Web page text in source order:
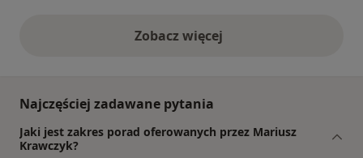
Zobacz więcejopinie powyżej
Najczęściej zadawane pytania
Jaki jest zakres porad oferowanych przez Mariusz
Krawczyk?